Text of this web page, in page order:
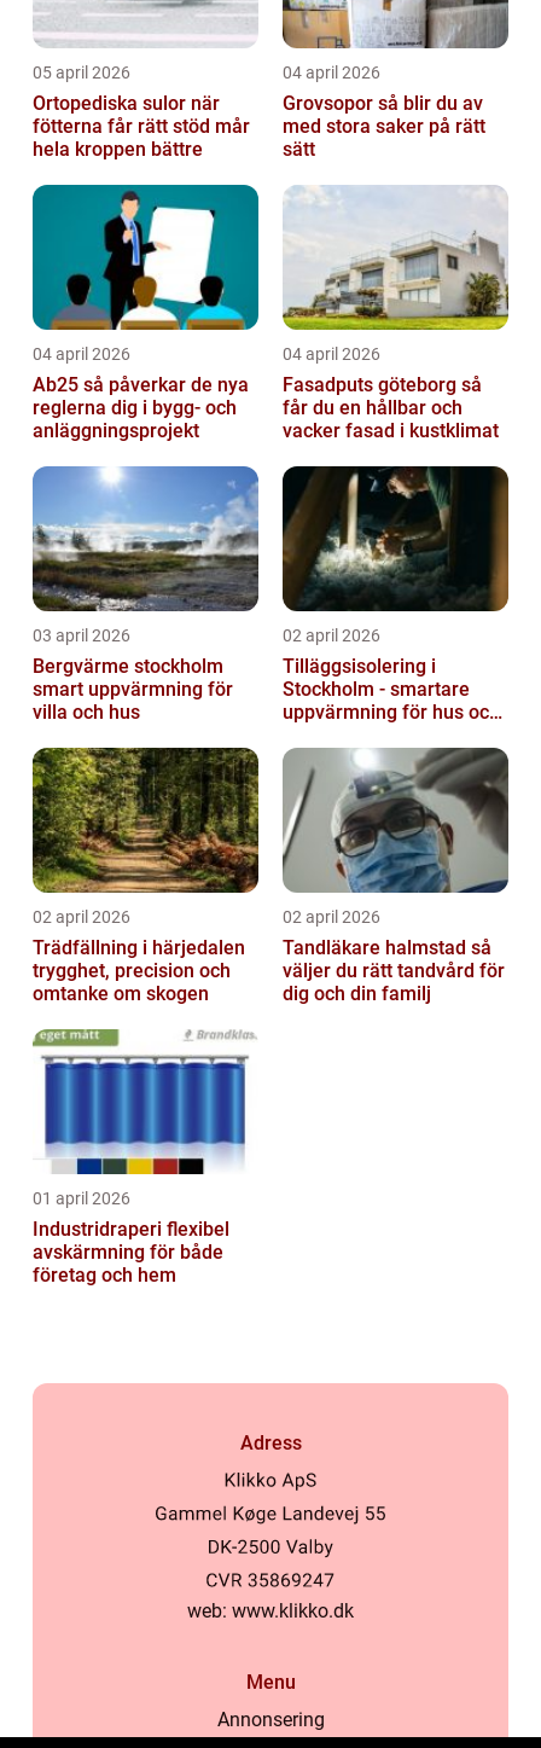
05 april 2026
Ortopediska sulor när
fötterna får rätt stöd mår
hela kroppen bättre
04 april 2026
Grovsopor så blir du av
med stora saker på rätt
sätt
04 april 2026
Ab25 så påverkar de nya
reglerna dig i bygg- och
anläggningsprojekt
04 april 2026
Fasadputs göteborg så
får du en hållbar och
vacker fasad i kustklimat
03 april 2026
Bergvärme stockholm
smart uppvärmning för
villa och hus
02 april 2026
Tilläggsisolering i
Stockholm - smartare
uppvärmning för hus och
02 april 2026
Trädfällning i härjedalen
trygghet, precision och
omtanke om skogen
02 april 2026
Tandläkare halmstad så
väljer du rätt tandvård för
dig och din familj
01 april 2026
Industridraperi flexibel
avskärmning för både
företag och hem
Adress
web: www.klikko.dk
Menu
Annonsering